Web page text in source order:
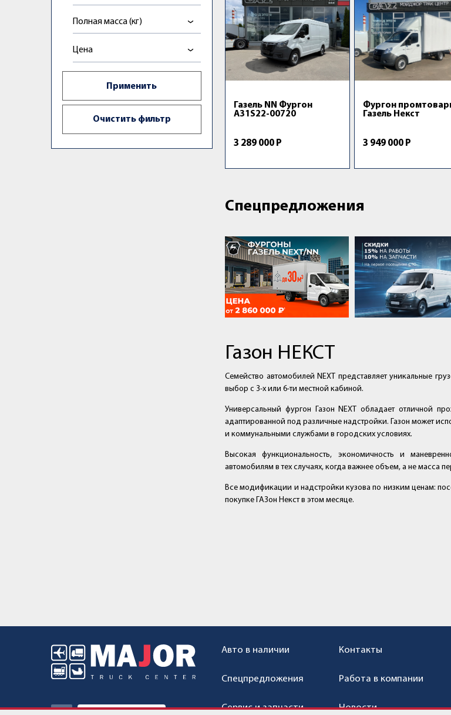
Полная масса (кг)
Цена
Газель NN Фургон
A31S22-00720
3 289 000 Р
Фургон
Газель Некст
3 949 000 Р
Спецпредложения
Газон НЕКСТ
Семейство автомобилей NEXT представляет уникальные
выбор с 3-х или 6-ти местной кабиной.
Универсальный фургон Газон NEXT обладает отличной
адаптированной под различные надстройки. Газон может
и коммунальными службами в городских условиях.
Высокая функциональность, экономичность и
автомобилям в тех случаях, когда важнее объем, а не масса
Все модификации и надстройки кузова по низким ценам:
покупке ГАЗон Некст в этом месяце.
Авто в наличии
Спецпредложения
Сервис и запчасти
Контакты
Работа в компании
Новости